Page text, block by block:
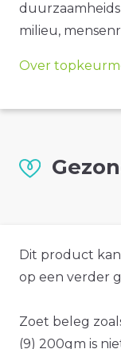
milieu,
Over
Dit product
op een verder
Zoet beleg
(9) 200gm is